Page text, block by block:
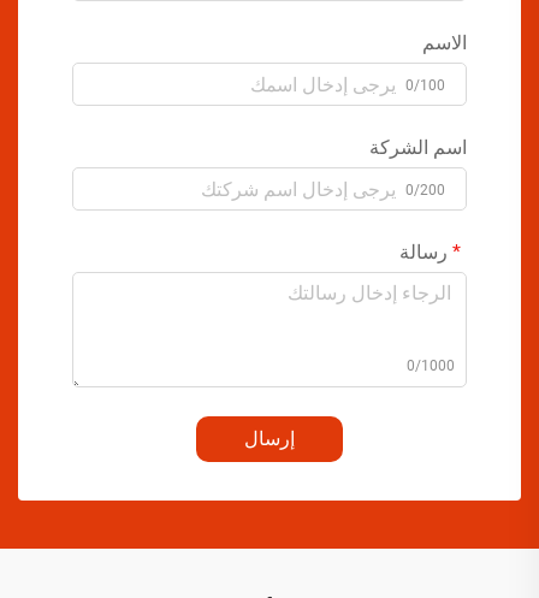
الاسم
0/100
اسم الشركة
0/200
رسالة
0/1000
إرسال